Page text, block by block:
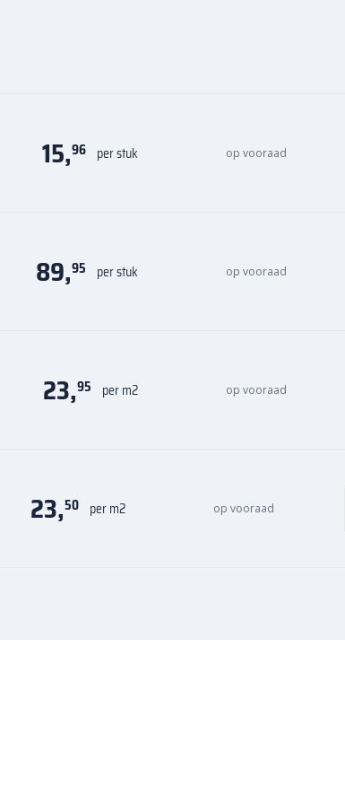
15,96 per stuk op vooraad
89,95 per stuk op vooraad
23,95 per m2 op vooraad
23,50 per m2 op vooraad